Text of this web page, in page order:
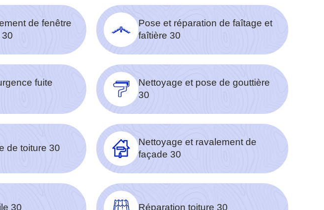
de fenêtre
30
Pose et réparation de faîtage et
faîtière 30
fuite
Nettoyage et pose de gouttière
30
de toiture 30
Nettoyage et ravalement de
façade 30
30 Réparation toiture 30